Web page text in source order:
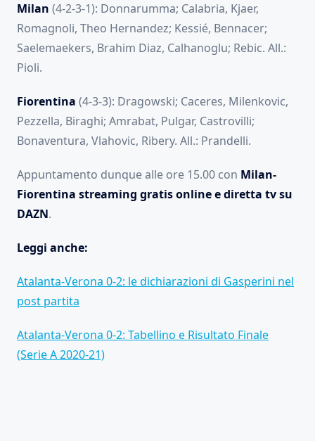
Milan (4-2-3-1): Donnarumma; Calabria, Kjaer,
Romagnoli, Theo Hernandez; Kessié, Bennacer;
Saelemaekers, Brahim Diaz, Calhanoglu; Rebic. All.:
Pioli.
Fiorentina (4-3-3): Dragowski; Caceres, Milenkovic,
Pezzella, Biraghi; Amrabat, Pulgar, Castrovilli;
Bonaventura, Vlahovic, Ribery. All.: Prandelli.
Appuntamento dunque alle ore 15.00 con Milan-
Fiorentina streaming gratis online e diretta tv su
DAZN.
Leggi anche:
Atalanta-Verona 0-2: le dichiarazioni di Gasperini nel
post partita
Atalanta-Verona 0-2: Tabellino e Risultato Finale
(Serie A 2020-21)